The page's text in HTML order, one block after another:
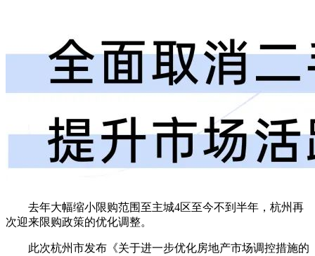
去年大幅缩小限购范围至主城4区至今不到半年，杭州再
次迎来限购政策的优化调整。
此次杭州市发布《关于进一步优化房地产市场调控措施的